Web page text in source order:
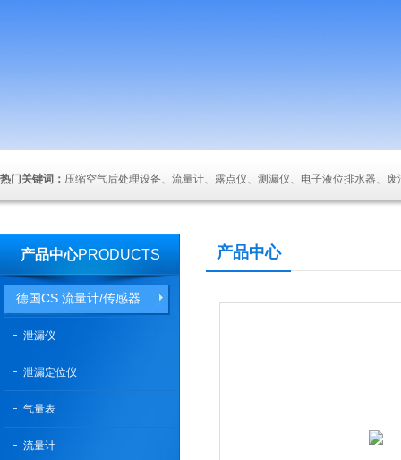
热门关键词： 压缩空气后处理设备、流量计、露点仪、测漏仪、电子液位排水器、
产品中心PRODUCTS
德国CS 流量计/传感器
泄漏仪
泄漏定位仪
气量表
流量计
产品中心